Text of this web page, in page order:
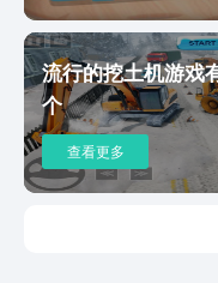
都是非常真实的，玩
作机器人进行挖掘，
可以来放松自己的身
是挖掘世界下载链接
戏玩法可玩性是非常
玩家们现在就可以通
上线可以第一时间的
流行的挖土机游戏
个
查看更多